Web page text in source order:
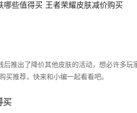
哪些值得买 王者荣耀皮肤减价购买
后推出了降价其他皮肤的活动，想必许多
买推荐，快来和小编一起看看吧。
买